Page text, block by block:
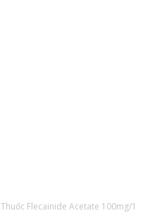
Thuốc Flecainide Acetate 100mg/1